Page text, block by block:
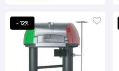
- 12%